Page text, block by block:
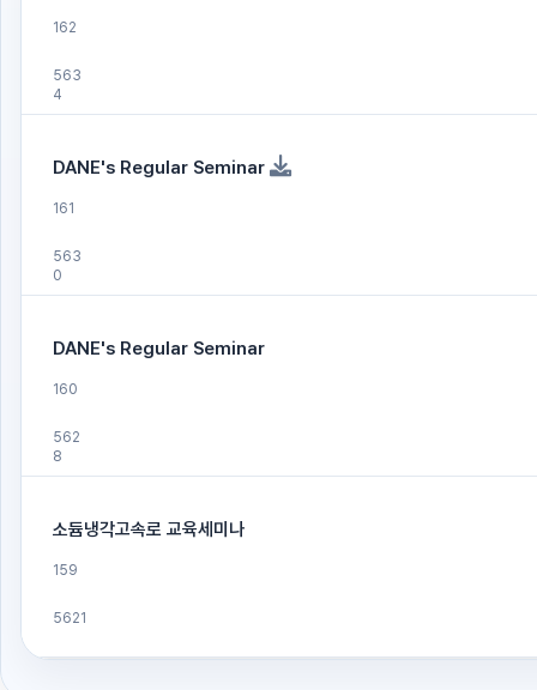
162
563
4
161
DANE's Regular Seminar
563
0
160
DANE's Regular Seminar
562
8
159
소듐냉각고속로 교육세미나
5621